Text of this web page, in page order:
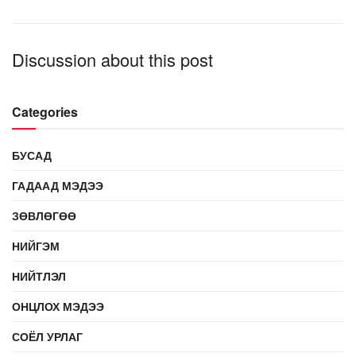
Discussion about this post
Categories
БУСАД
ГАДААД МЭДЭЭ
ЗӨВЛӨГӨӨ
НИЙГЭМ
НИЙТЛЭЛ
ОНЦЛОХ МЭДЭЭ
СОЁЛ УРЛАГ